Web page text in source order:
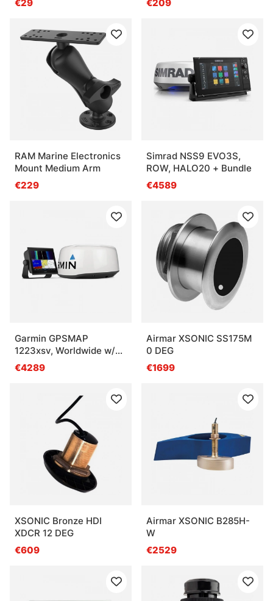
€29
€209
RAM Marine Electronics
Mount Medium Arm
€229
Simrad NSS9 EVO3S,
ROW, HALO20 + Bundle
€4589
Garmin GPSMAP
1223xsv, Worldwide w/
GMR 18HD+
€4289
Airmar XSONIC SS175M
0 DEG
€1699
XSONIC Bronze HDI
XDCR 12 DEG
€609
Airmar XSONIC B285H-
W
€2529